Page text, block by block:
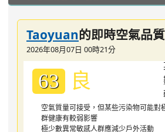
Taoyuan的即時空氣品質
2026年08月07日 00時21分
63 良
空氣質量可接受，但某些污染物可能對
群健康有較弱影響
極少數異常敏感人群應減少戶外活動